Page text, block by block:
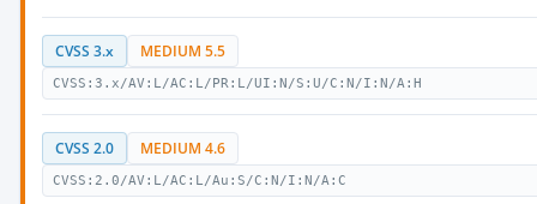
CVSS 3.x MEDIUM 5.5
CVSS:3.x/AV:L/AC:L/PR:L/UI:N/S:U/C:N/I:N/A:H
CVSS 2.0 MEDIUM 4.6
CVSS:2.0/AV:L/AC:L/Au:S/C:N/I:N/A:C